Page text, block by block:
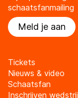
schaatsfanmailing
Meld je aan
Tickets
Nieuws & video
Schaatsfan
Inschrijven